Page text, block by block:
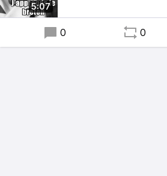
5:07
0 0